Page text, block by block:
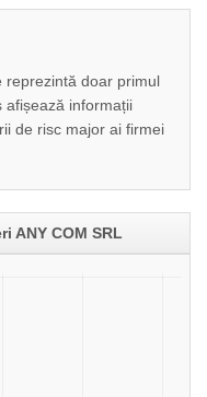
reprezintă doar primul
afișează informații
de risc major ai firmei
ANY COM SRL